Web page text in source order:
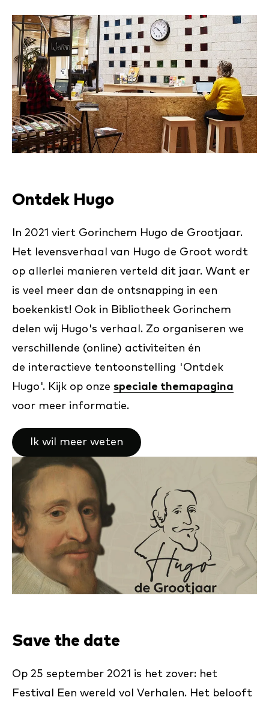
Ontdek Hugo
In 2021 viert Gorinchem Hugo de Grootjaar.
Het levensverhaal van Hugo de Groot wordt
op allerlei manieren verteld dit jaar. Want er
is veel meer dan de ontsnapping in een
boekenkist! Ook in Bibliotheek Gorinchem
delen wij Hugo's verhaal. Zo organiseren we
verschillende (online) activiteiten én
de interactieve tentoonstelling 'Ontdek
Hugo'. Kijk op onze speciale themapagina
voor meer informatie.
Ik wil meer weten
Save the date
Op 25 september 2021 is het zover: het
Festival Een wereld vol Verhalen. Het belooft